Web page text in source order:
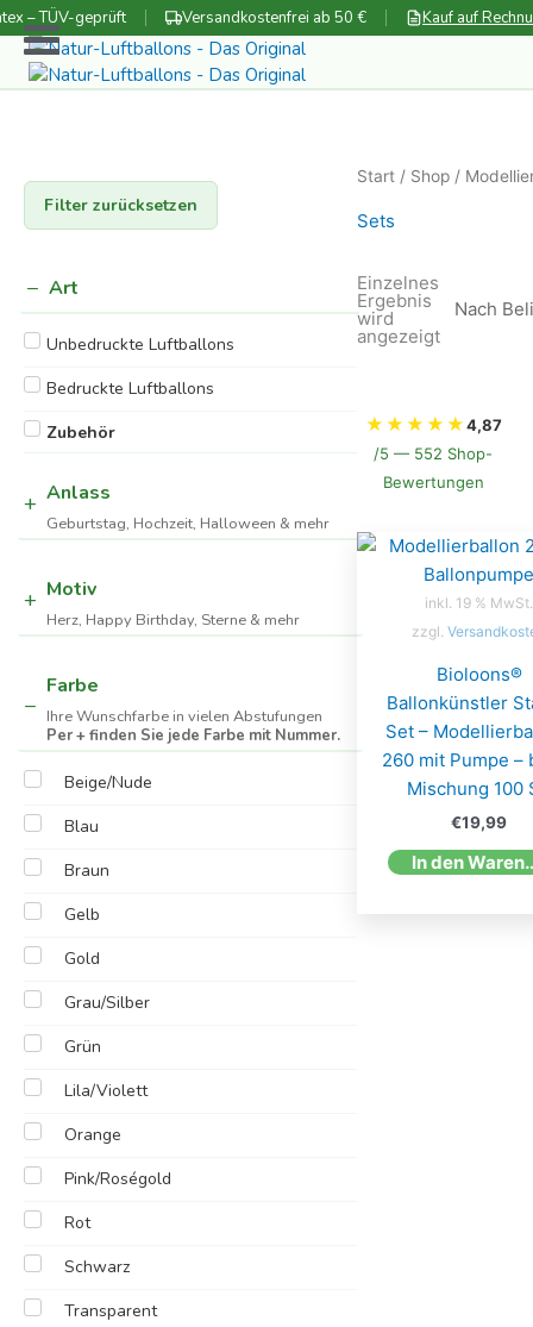
Zum
Inhalt
springen
– TÜV-geprüft Versandkostenfrei ab 50 € Kauf auf
Filter zurücksetzen
Art
Unbedruckte Luftballons
Bedruckte Luftballons
Zubehör
Anlass
Geburtstag, Hochzeit, Halloween & mehr
Motiv
Herz, Happy Birthday, Sterne & mehr
Farbe
Ihre Wunschfarbe in vielen Abstufungen
Per + finden Sie jede Farbe mit Nummer.
Beige/Nude
Blau
Braun
Gelb
Gold
Grau/Silber
Grün
Lila/Violett
Orange
Pink/Roségold
Rot
Schwarz
Transparent
Start / Shop /
Sets
Einzelnes
Ergebnis
wird
angezeigt
★ ★ ★ ★ ★4,87
/5 — 552 Shop-
Bewertungen
inkl. 19 % MwSt.
zzgl.
Bioloons®
Ballonkünstler
Set –
260 mit Pumpe –
Mischung 100
€19,99
In